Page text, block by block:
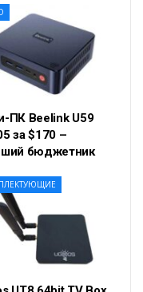
ПК Beelink U59
за $170 –
бюджетник